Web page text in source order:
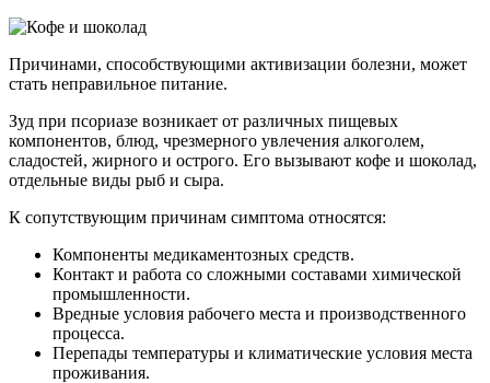
Причинами, способствующими активизации болезни, может
стать неправильное питание.
Зуд при псориазе возникает от различных пищевых
компонентов, блюд, чрезмерного увлечения алкоголем,
сладостей, жирного и острого. Его вызывают кофе и шоколад,
отдельные виды рыб и сыра.
К сопутствующим причинам симптома относятся:
Компоненты медикаментозных средств.
Контакт и работа со сложными составами химической
промышленности.
Вредные условия рабочего места и производственного
процесса.
Перепады температуры и климатические условия места
проживания.